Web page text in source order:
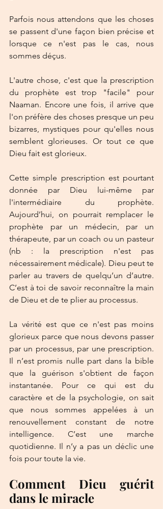
Parfois nous attendons que les choses
se passent d'une façon bien précise et
lorsque ce n'est pas le cas, nous
sommes déçus.
L'autre chose, c'est que la prescription
du prophète est trop "facile" pour
Naaman. Encore une fois, il arrive que
l'on préfère des choses presque un peu
bizarres, mystiques pour qu'elles nous
semblent glorieuses. Or tout ce que
Dieu fait est glorieux.
Cette simple prescription est pourtant
donnée par Dieu lui-même par
l'intermédiaire du prophète.
Aujourd’hui, on pourrait remplacer le
prophète par un médecin, par un
thérapeute, par un coach ou un pasteur
(nb : la prescription n'est pas
nécessairement médicale). Dieu peut te
parler au travers de quelqu’un d’autre.
C’est à toi de savoir reconnaître la main
de Dieu et de te plier au processus.
La vérité est que ce n'est pas moins
glorieux parce que nous devons passer
par un processus, par une prescription.
Il n’est promis nulle part dans la bible
que la guérison s'obtient de façon
instantanée. Pour ce qui est du
caractère et de la psychologie, on sait
que nous sommes appelées à un
renouvellement constant de notre
intelligence. C’est une marche
quotidienne. Il n’y a pas un déclic une
fois pour toute la vie.
Comment Dieu guérit
dans le miracle